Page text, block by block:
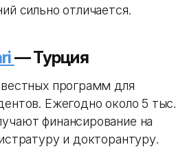
сильно отличается.
— Турция
программ для
Ежегодно около 5 тыс.
финансирование на
и докторантуру.